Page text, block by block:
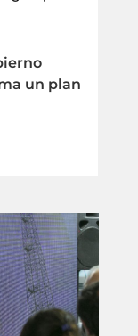
un plan